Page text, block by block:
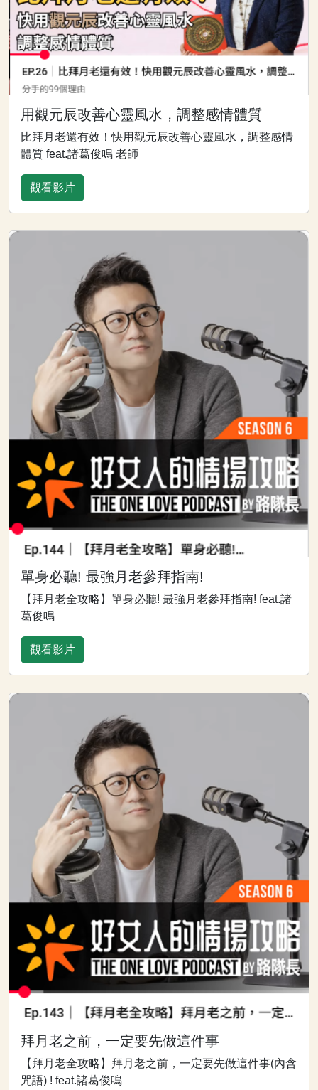
用觀元辰改善心靈風水，調整感情體質
比拜月老還有效！快用觀元辰改善心靈風水，調整感情
體質 feat.諸葛俊鳴 老師
觀看影片
單身必聽! 最強月老參拜指南!
【拜月老全攻略】單身必聽! 最強月老參拜指南! feat.諸
葛俊鳴
觀看影片
拜月老之前，一定要先做這件事
【拜月老全攻略】拜月老之前，一定要先做這件事(內含
咒語) ! feat.諸葛俊鳴